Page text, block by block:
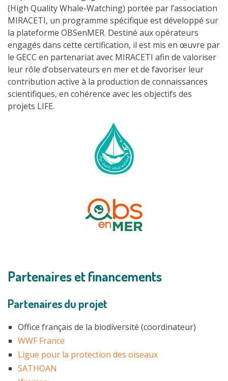
(High Quality Whale-Watching) portée par l’association
MIRACETI, un programme spécifique est développé sur
la plateforme OBSenMER. Destiné aux opérateurs
engagés dans cette certification, il est mis en œuvre par
le GECC en partenariat avec MIRACETI afin de valoriser
leur rôle d’observateurs en mer et de favoriser leur
contribution active à la production de connaissances
scientifiques, en cohérence avec les objectifs des
projets LIFE.
Partenaires et financements
Partenaires du projet
Office français de la biodiversité (coordinateur)
WWF France
Ligue pour la protection des oiseaux
SATHOAN